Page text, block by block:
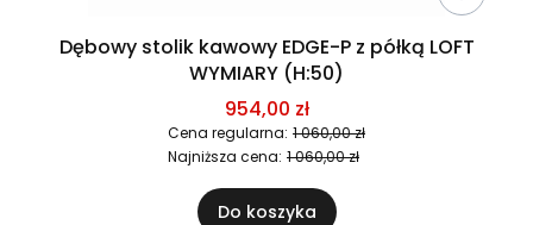
Dębowy stolik kawowy EDGE-P z półką LOFT
WYMIARY (H:50)
954,00 zł
Cena regularna: 1 060,00 zł
Najniższa cena: 1 060,00 zł
Do koszyka